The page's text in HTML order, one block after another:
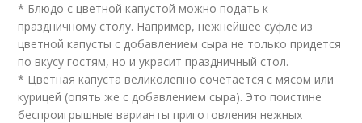
* Блюдо с цветной капустой можно подать к
праздничному столу. Например, нежнейшее суфле из
цветной капусты с добавлением сыра не только придется
по вкусу гостям, но и украсит праздничный стол.
* Цветная капуста великолепно сочетается с мясом или
курицей (опять же с добавлением сыра). Это поистине
беспроигрышные варианты приготовления нежных